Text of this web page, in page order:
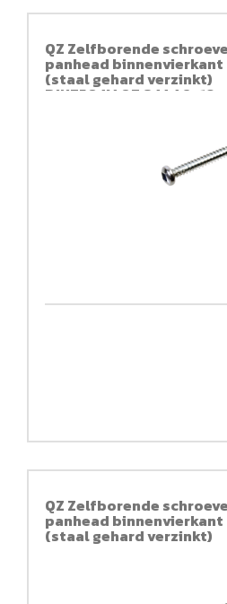
QZ Zelfborende
panhead binnenvierkant
(staal gehard verzinkt)
DIN7504M QZ 844 4,2x19
QZ Zelfborende
panhead binnenvierkant
(staal gehard verzinkt)
DIN7504M QZ 844 4,2x50